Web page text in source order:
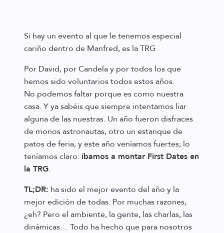
Si hay un evento al que le tenemos especial
cariño dentro de Manfred, es la TRG
Por David, por Candela y por todos los que
hemos sido voluntarios todos estos años.
No podemos faltar porque es como nuestra
casa. Y ya sabéis que siempre intentamos liar
alguna de las nuestras. Un año fueron disfraces
de monos astronautas, otro un estanque de
patos de feria, y este año veníamos fuertes; lo
teníamos claro: íbamos a montar First Dates en
la TRG.
TL;DR: ha sido el mejor evento del año y la
mejor edición de todas. Por muchas razones,
¿eh? Pero el ambiente, la gente, las charlas, las
dinámicas… Todo ha hecho que para nosotros